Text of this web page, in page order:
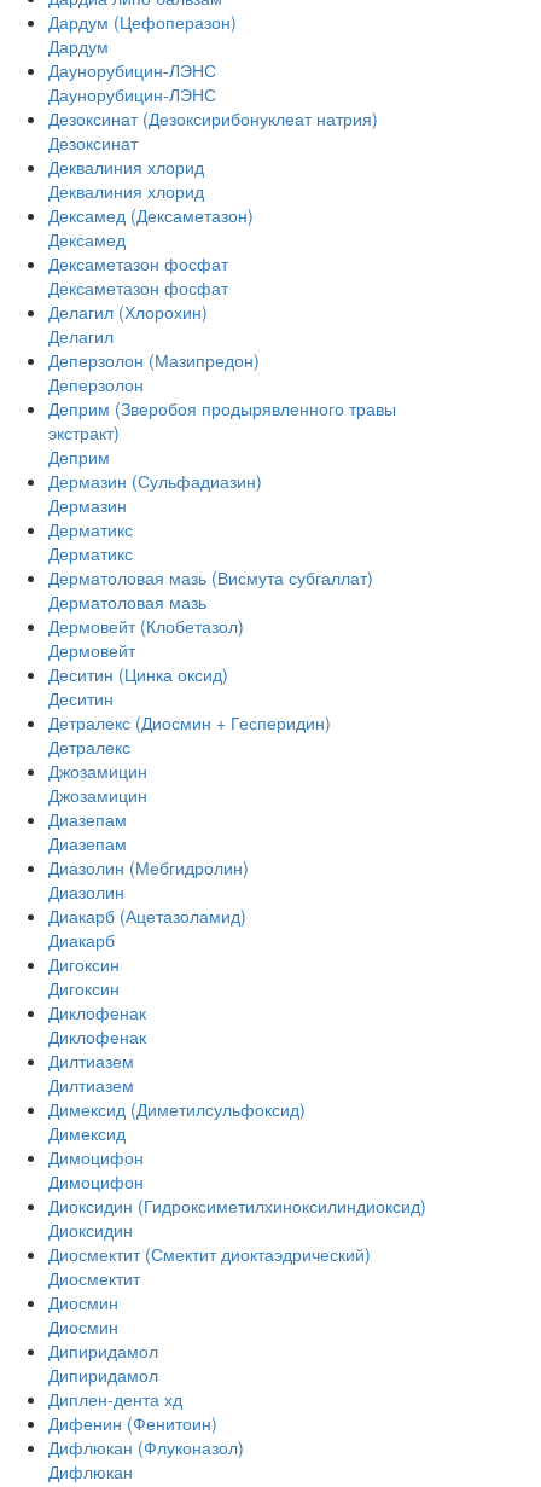
Дардум (Цефоперазон)
Дардум
Даунорубицин-ЛЭНС
Даунорубицин-ЛЭНС
Дезоксинат (Дезоксирибонуклеат натрия)
Дезоксинат
Деквалиния хлорид
Деквалиния хлорид
Дексамед (Дексаметазон)
Дексамед
Дексаметазон фосфат
Дексаметазон фосфат
Делагил (Хлорохин)
Делагил
Деперзолон (Мазипредон)
Деперзолон
Деприм (Зверобоя продырявленного травы
экстракт)
Деприм
Дермазин (Сульфадиазин)
Дермазин
Дерматикс
Дерматикс
Дерматоловая мазь (Висмута субгаллат)
Дерматоловая мазь
Дермовейт (Клобетазол)
Дермовейт
Деситин (Цинка оксид)
Деситин
Детралекс (Диосмин + Гесперидин)
Детралекс
Джозамицин
Джозамицин
Диазепам
Диазепам
Диазолин (Мебгидролин)
Диазолин
Диакарб (Ацетазоламид)
Диакарб
Дигоксин
Дигоксин
Диклофенак
Диклофенак
Дилтиазем
Дилтиазем
Димексид (Диметилсульфоксид)
Димексид
Димоцифон
Димоцифон
Диоксидин (Гидроксиметилхиноксилиндиоксид)
Диоксидин
Диосмектит (Смектит диоктаэдрический)
Диосмектит
Диосмин
Диосмин
Дипиридамол
Дипиридамол
Диплен-дента хд
Дифенин (Фенитоин)
Дифлюкан (Флуконазол)
Дифлюкан